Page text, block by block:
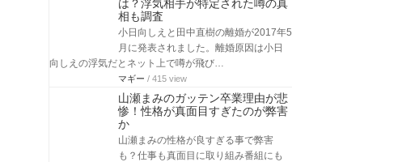
は？浮気相手が特定された噂の真
相も調査
小日向しえと田中直樹の離婚が2017年5
月に発表されました。離婚原因は小日
向しえの浮気だとネット上で噂が飛び…
マギー / 415 view
山瀬まみのガッテン卒業理由が悲
惨！性格が真面目すぎたのが弊害
か
山瀬まみの性格が良すぎる事で弊害
も？仕事も真面目に取り組み番組にも